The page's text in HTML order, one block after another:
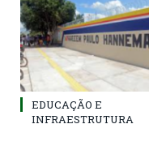
EDUCAÇÃO E
INFRAESTRUTURA